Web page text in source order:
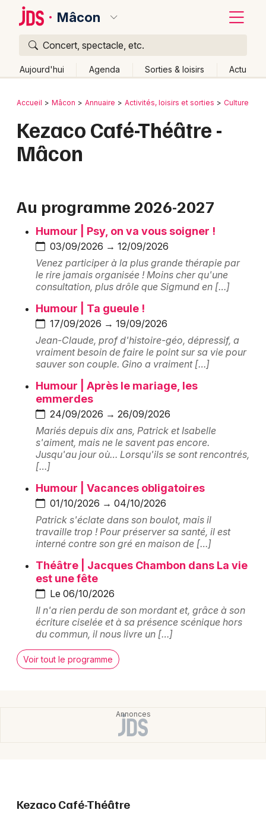
Mâcon
Concert, spectacle, etc.
Aujourd'hui Agenda Sorties & loisirs Actu
Publier un événement
Activité & Expérience
Manifestations
Foires & salons
Spectacles
Concerts
Sports
Sorties famille
Expos
Sorties & loisirs
Salle de théâtre en Saône-et-Loire
Salle de théâtre en Bourgogne
Salle de théâtre en Bourgogne-Franche-Comté
Newsletter des sorties
Artistes en tournée
Bordeaux
Colmar
Mulhouse
Montpellier
Nice
Paris
Strasbourg
Toulouse
Toutes les villes
Retour
Accueil Mâcon Annuaire Activités, loisirs et sorties Culture et
Kezaco Café-Théâtre -
Mâcon
Au programme 2026-2027
Humour | Psy, on va vous soigner !
03/09/2026 → 12/09/2026
Venez participer à la plus grande thérapie par
le rire jamais organisée ! Moins cher qu'une
consultation, plus drôle que Sigmund en […]
Humour | Ta gueule !
17/09/2026 → 19/09/2026
Jean-Claude, prof d'histoire-géo, dépressif, a
vraiment besoin de faire le point sur sa vie pour
sauver son couple. Gino a vraiment […]
Humour | Après le mariage, les
emmerdes
24/09/2026 → 26/09/2026
Mariés depuis dix ans, Patrick et Isabelle
s'aiment, mais ne le savent pas encore.
Jusqu'au jour où… Lorsqu'ils se sont rencontrés,
[…]
Humour | Vacances obligatoires
01/10/2026 → 04/10/2026
Patrick s'éclate dans son boulot, mais il
travaille trop ! Pour préserver sa santé, il est
interné contre son gré en maison de […]
Théâtre | Jacques Chambon dans La vie
est une fête
Le 06/10/2026
Il n'a rien perdu de son mordant et, grâce à son
écriture ciselée et à sa présence scénique hors
du commun, il nous livre un […]
Voir tout le programme
Kezaco Café-Théâtre
Quoi ?
Où ?
Partout
Près de moi Changer de lieu
Quand ?